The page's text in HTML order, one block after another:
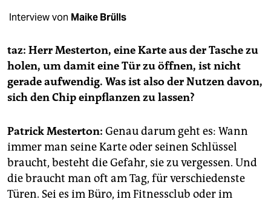
unterstützen
genossenschaft
Interview von Maike Brülls
taz: Herr Mesterton, eineKarte aus der Tasche zu
holen, um damit eine Tür zu öffnen, ist nicht
gerade aufwendig. Was ist also der Nutzen davon,
sich den Chip einpflanzen zu lassen?
Patrick Mesterton: Genau darum geht es: Wann
immer man seine Karte oder seinen Schlüssel
braucht, besteht die Gefahr, sie zu vergessen. Und
die braucht man oft am Tag, für verschiedenste
Türen. Sei es im Büro, im Fitnessclub oder im